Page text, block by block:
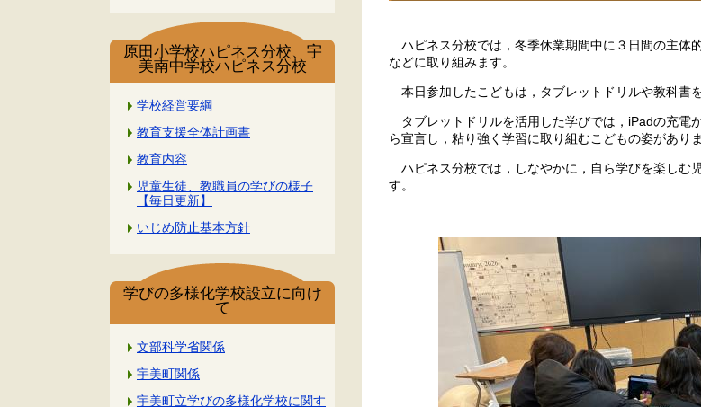
原田小学校ハピネス分校、宇
美南中学校ハピネス分校
学校経営要綱
教育支援全体計画書
教育内容
児童生徒、教職員の学びの様子
【毎日更新】
いじめ防止基本方針
学びの多様化学校設立に向け
て
文部科学省関係
宇美町関係
宇美町立学びの多様化学校に関す
ハピネス分校では，冬季休業期間中に３日間の主体
などに取り組みます。
本日参加したこどもは，タブレットドリルや教科書
タブレットドリルを活用した学びでは，iPadの充電
ら宣言し，粘り強く学習に取り組むこどもの姿がありま
ハピネス分校では，しなやかに，自ら学びを楽しむ
す。